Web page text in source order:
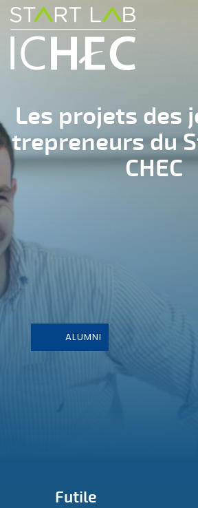
Aller au contenu principal
Les projets des
trepreneurs du
CHEC
ALUMNI
Futile